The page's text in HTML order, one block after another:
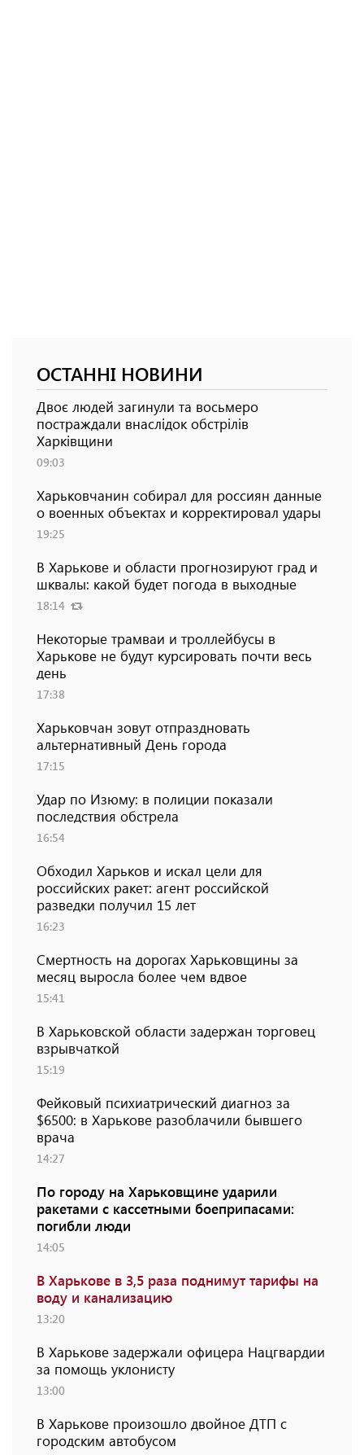
ОСТАННІ НОВИНИ
Двоє людей загинули та восьмеро
постраждали внаслідок обстрілів
Харківщини
09:03
Харьковчанин собирал для россиян данные
о военных объектах и ​​корректировал удары
19:25
В Харькове и области прогнозируют град и
шквалы: какой будет погода в выходные
18:14
Некоторые трамваи и троллейбусы в
Харькове не будут курсировать почти весь
день
17:38
Харьковчан зовут отпраздновать
альтернативный День города
17:15
Удар по Изюму: в полиции показали
последствия обстрела
16:54
Обходил Харьков и искал цели для
российских ракет: агент российской
разведки получил 15 лет
16:23
Смертность на дорогах Харьковщины за
месяц выросла более чем вдвое
15:41
В Харьковской области задержан торговец
взрывчаткой
15:19
Фейковый психиатрический диагноз за
$6500: в Харькове разоблачили бывшего
врача
14:27
По городу на Харьковщине ударили
ракетами с кассетными боеприпасами:
погибли люди
14:05
В Харькове в 3,5 раза поднимут тарифы на
воду и канализацию
13:20
В Харькове задержали офицера Нацгвардии
за помощь уклонисту
13:00
В Харькове произошло двойное ДТП с
городским автобусом